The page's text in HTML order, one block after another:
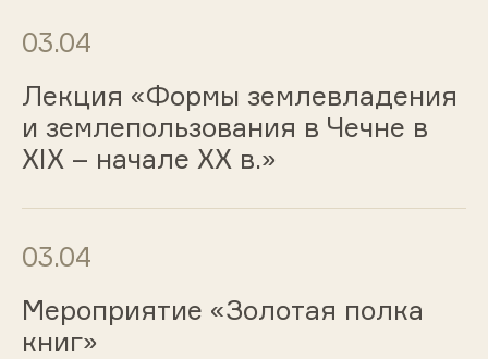
03.04
Лекция «Формы землевладения
и землепользования в Чечне в
XIX – начале XX в.»
03.04
Мероприятие «Золотая полка
книг»